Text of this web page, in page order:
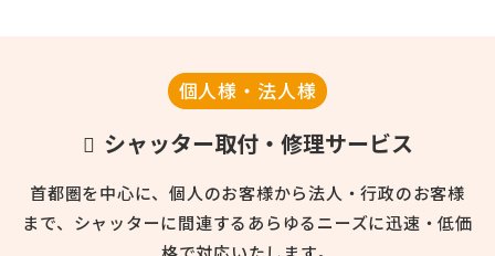
個人様・法人様
シャッター取付・修理サービス
首都圏を中心に、個人のお客様から法人・行政のお客様
まで、 シャッターに間連するあらゆるニーズに迅速・低価